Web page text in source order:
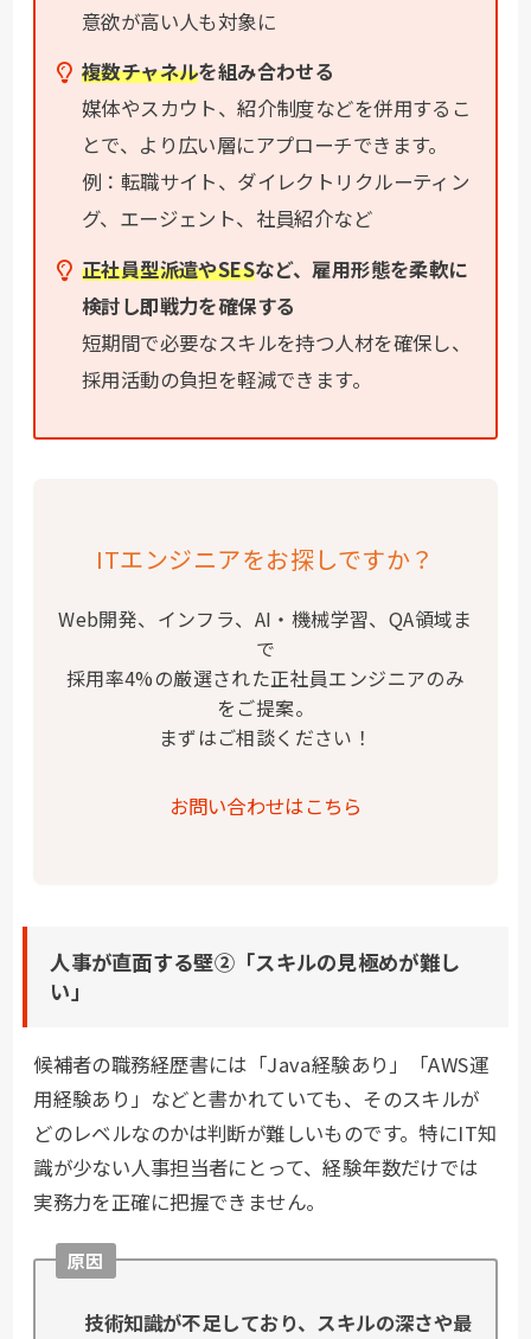
意欲が高い人も対象に
複数チャネルを組み合わせる
媒体やスカウト、紹介制度などを併用するこ
とで、より広い層にアプローチできます。
例：転職サイト、ダイレクトリクルーティン
グ、エージェント、社員紹介など
正社員型派遣やSESなど、雇用形態を柔軟に
検討し即戦力を確保する
短期間で必要なスキルを持つ人材を確保し、
採用活動の負担を軽減できます。
ITエンジニアをお探しですか？
Web開発、インフラ、AI・機械学習、QA領域ま
で
採用率4%の厳選された正社員エンジニアのみ
をご提案。
まずはご相談ください！
お問い合わせはこちら
人事が直面する壁②「スキルの見極めが難し
い」
候補者の職務経歴書には「Java経験あり」「AWS運
用経験あり」などと書かれていても、そのスキルが
どのレベルなのかは判断が難しいものです。特にIT知
識が少ない人事担当者にとって、経験年数だけでは
実務力を正確に把握できません。
原因
技術知識が不足しており、スキルの深さや最